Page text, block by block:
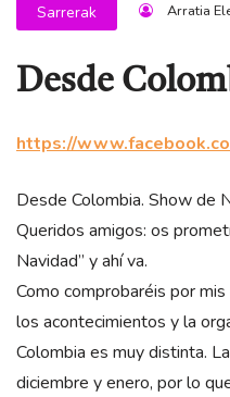
Sarrerak Arratia
Desde
https://
Desde Colombia. Show de
Queridos amigos: os
Navidad” y ahí va.
Como comprobaréis por
los acontecimientos y la
Colombia es muy distinta.
diciembre y enero, por lo